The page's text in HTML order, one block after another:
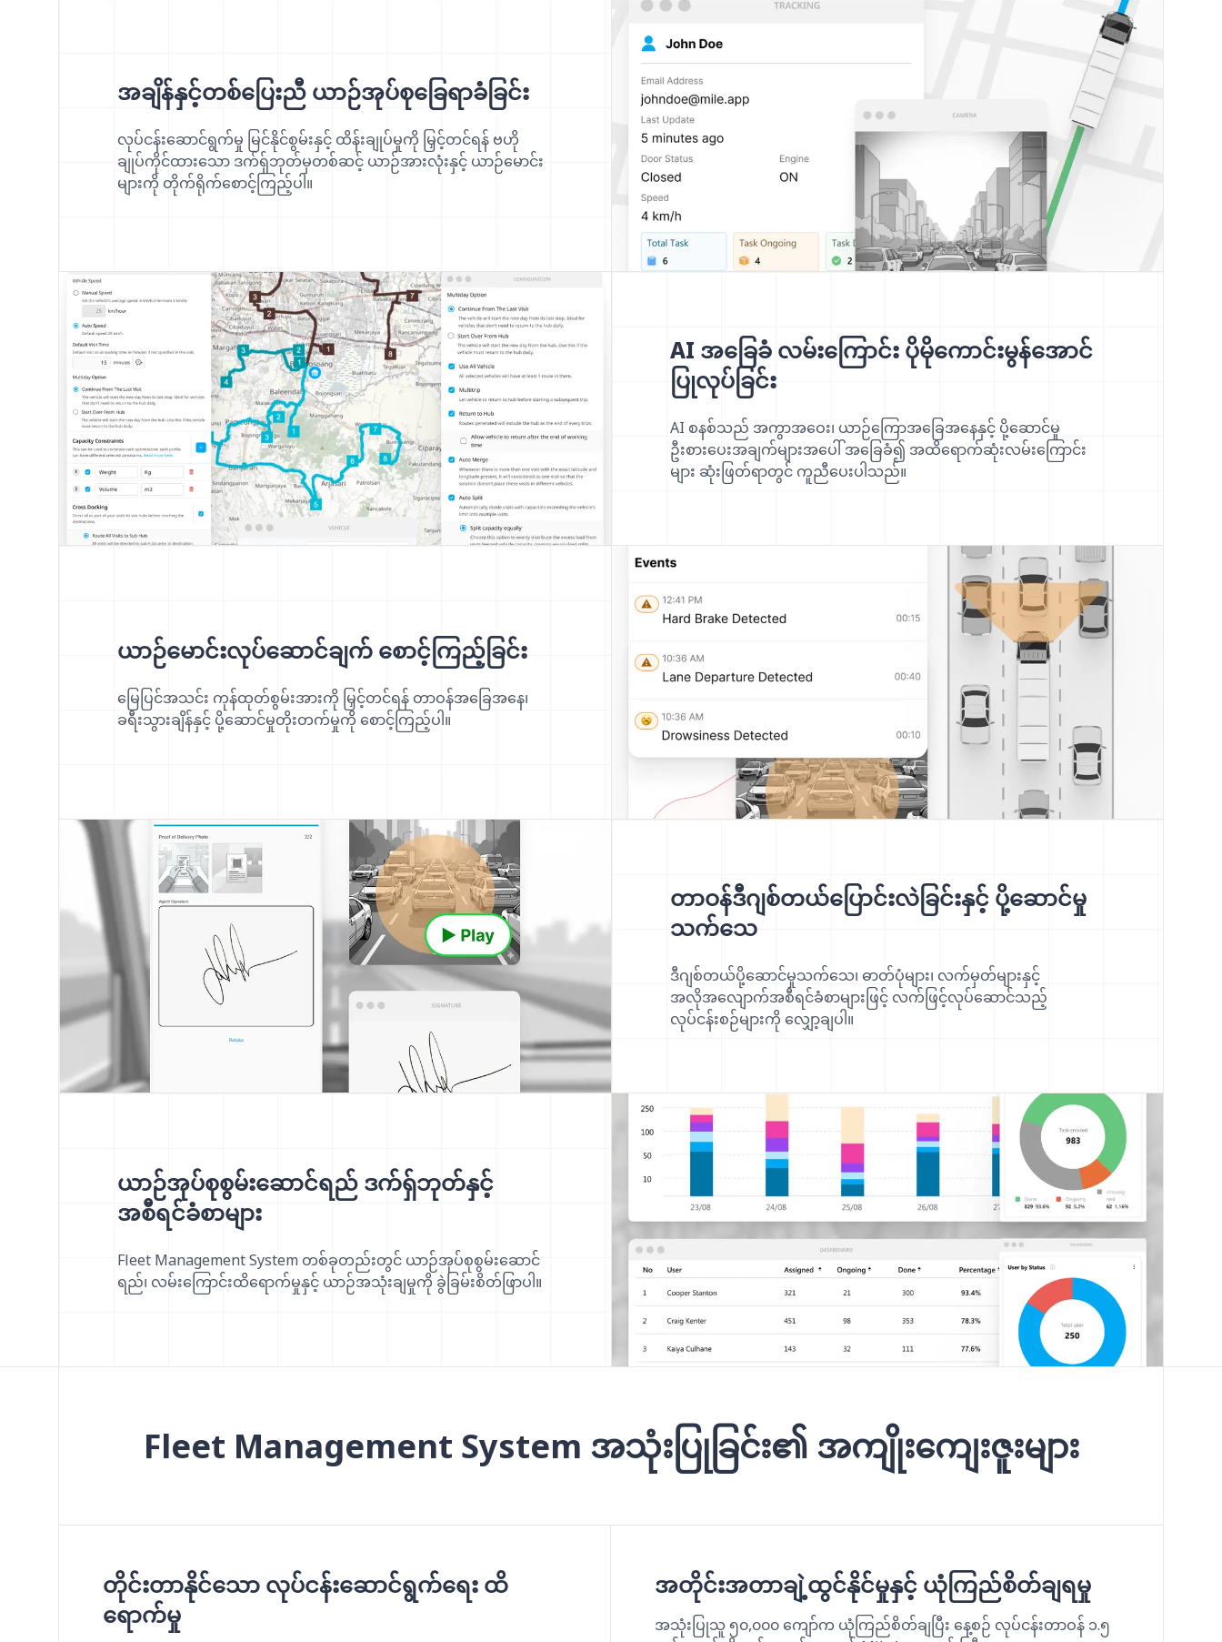
အချိန်နှင့်တစ်ပြေးညီ ယာဉ်အုပ်စုခြေရာခံခြင်း
လုပ်ငန်းဆောင်ရွက်မှု မြင်နိုင်စွမ်းနှင့် ထိန်းချုပ်မှုကို မြှင့်တင်ရန် ဗဟို
ချုပ်ကိုင်ထားသော ဒက်ရှ်ဘုတ်မှတစ်ဆင့် ယာဉ်အားလုံးနှင့် ယာဉ်မောင်း
များကို တိုက်ရိုက်စောင့်ကြည့်ပါ။
AI အခြေခံ လမ်းကြောင်း ပိုမိုကောင်းမွန်အောင်
ပြုလုပ်ခြင်း
AI စနစ်သည် အကွာအဝေး၊ ယာဉ်ကြောအခြေအနေနှင့် ပို့ဆောင်မှု
ဦးစားပေးအချက်များအပေါ် အခြေခံ၍ အထိရောက်ဆုံးလမ်းကြောင်း
များ ဆုံးဖြတ်ရာတွင် ကူညီပေးပါသည်။
ယာဉ်မောင်းလုပ်ဆောင်ချက် စောင့်ကြည့်ခြင်း
မြေပြင်အသင်း ကုန်ထုတ်စွမ်းအားကို မြှင့်တင်ရန် တာဝန်အခြေအနေ၊
ခရီးသွားချိန်နှင့် ပို့ဆောင်မှုတိုးတက်မှုကို စောင့်ကြည့်ပါ။
တာဝန်ဒီဂျစ်တယ်ပြောင်းလဲခြင်းနှင့် ပို့ဆောင်မှု
သက်သေ
ဒီဂျစ်တယ်ပို့ဆောင်မှုသက်သေ၊ ဓာတ်ပုံများ၊ လက်မှတ်များနှင့်
အလိုအလျောက်အစီရင်ခံစာများဖြင့် လက်ဖြင့်လုပ်ဆောင်သည့်
လုပ်ငန်းစဉ်များကို လျှော့ချပါ။
ယာဉ်အုပ်စုစွမ်းဆောင်ရည် ဒက်ရှ်ဘုတ်နှင့်
အစီရင်ခံစာများ
Fleet Management System တစ်ခုတည်းတွင် ယာဉ်အုပ်စုစွမ်းဆောင်
ရည်၊ လမ်းကြောင်းထိရောက်မှုနှင့် ယာဉ်အသုံးချမှုကို ခွဲခြမ်းစိတ်ဖြာပါ။
Fleet Management System အသုံးပြုခြင်း၏ အကျိုးကျေးဇူးများ
တိုင်းတာနိုင်သော လုပ်ငန်းဆောင်ရွက်ရေး ထိ
ရောက်မှု
အတိုင်းအတာချဲ့ထွင်နိုင်မှုနှင့် ယုံကြည်စိတ်ချရမှု
အသုံးပြုသူ ၅၀,၀၀၀ ကျော်က ယုံကြည်စိတ်ချပြီး နေ့စဉ် လုပ်ငန်းတာဝန် ၁.၅